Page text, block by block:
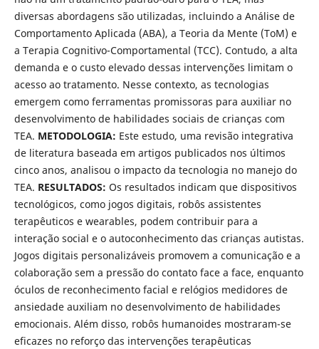
diversas abordagens são utilizadas, incluindo a Análise de
Comportamento Aplicada (ABA), a Teoria da Mente (ToM) e
a Terapia Cognitivo-Comportamental (TCC). Contudo, a alta
demanda e o custo elevado dessas intervenções limitam o
acesso ao tratamento. Nesse contexto, as tecnologias
emergem como ferramentas promissoras para auxiliar no
desenvolvimento de habilidades sociais de crianças com
TEA. METODOLOGIA: Este estudo, uma revisão integrativa
de literatura baseada em artigos publicados nos últimos
cinco anos, analisou o impacto da tecnologia no manejo do
TEA. RESULTADOS: Os resultados indicam que dispositivos
tecnológicos, como jogos digitais, robôs assistentes
terapêuticos e wearables, podem contribuir para a
interação social e o autoconhecimento das crianças autistas.
Jogos digitais personalizáveis promovem a comunicação e a
colaboração sem a pressão do contato face a face, enquanto
óculos de reconhecimento facial e relógios medidores de
ansiedade auxiliam no desenvolvimento de habilidades
emocionais. Além disso, robôs humanoides mostraram-se
eficazes no reforço das intervenções terapêuticas